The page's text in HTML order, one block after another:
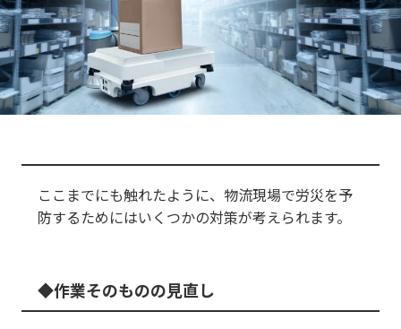
ここまでにも触れたように、物流現場で労災を予
防するためにはいくつかの対策が考えられます。
作業そのものの見直し